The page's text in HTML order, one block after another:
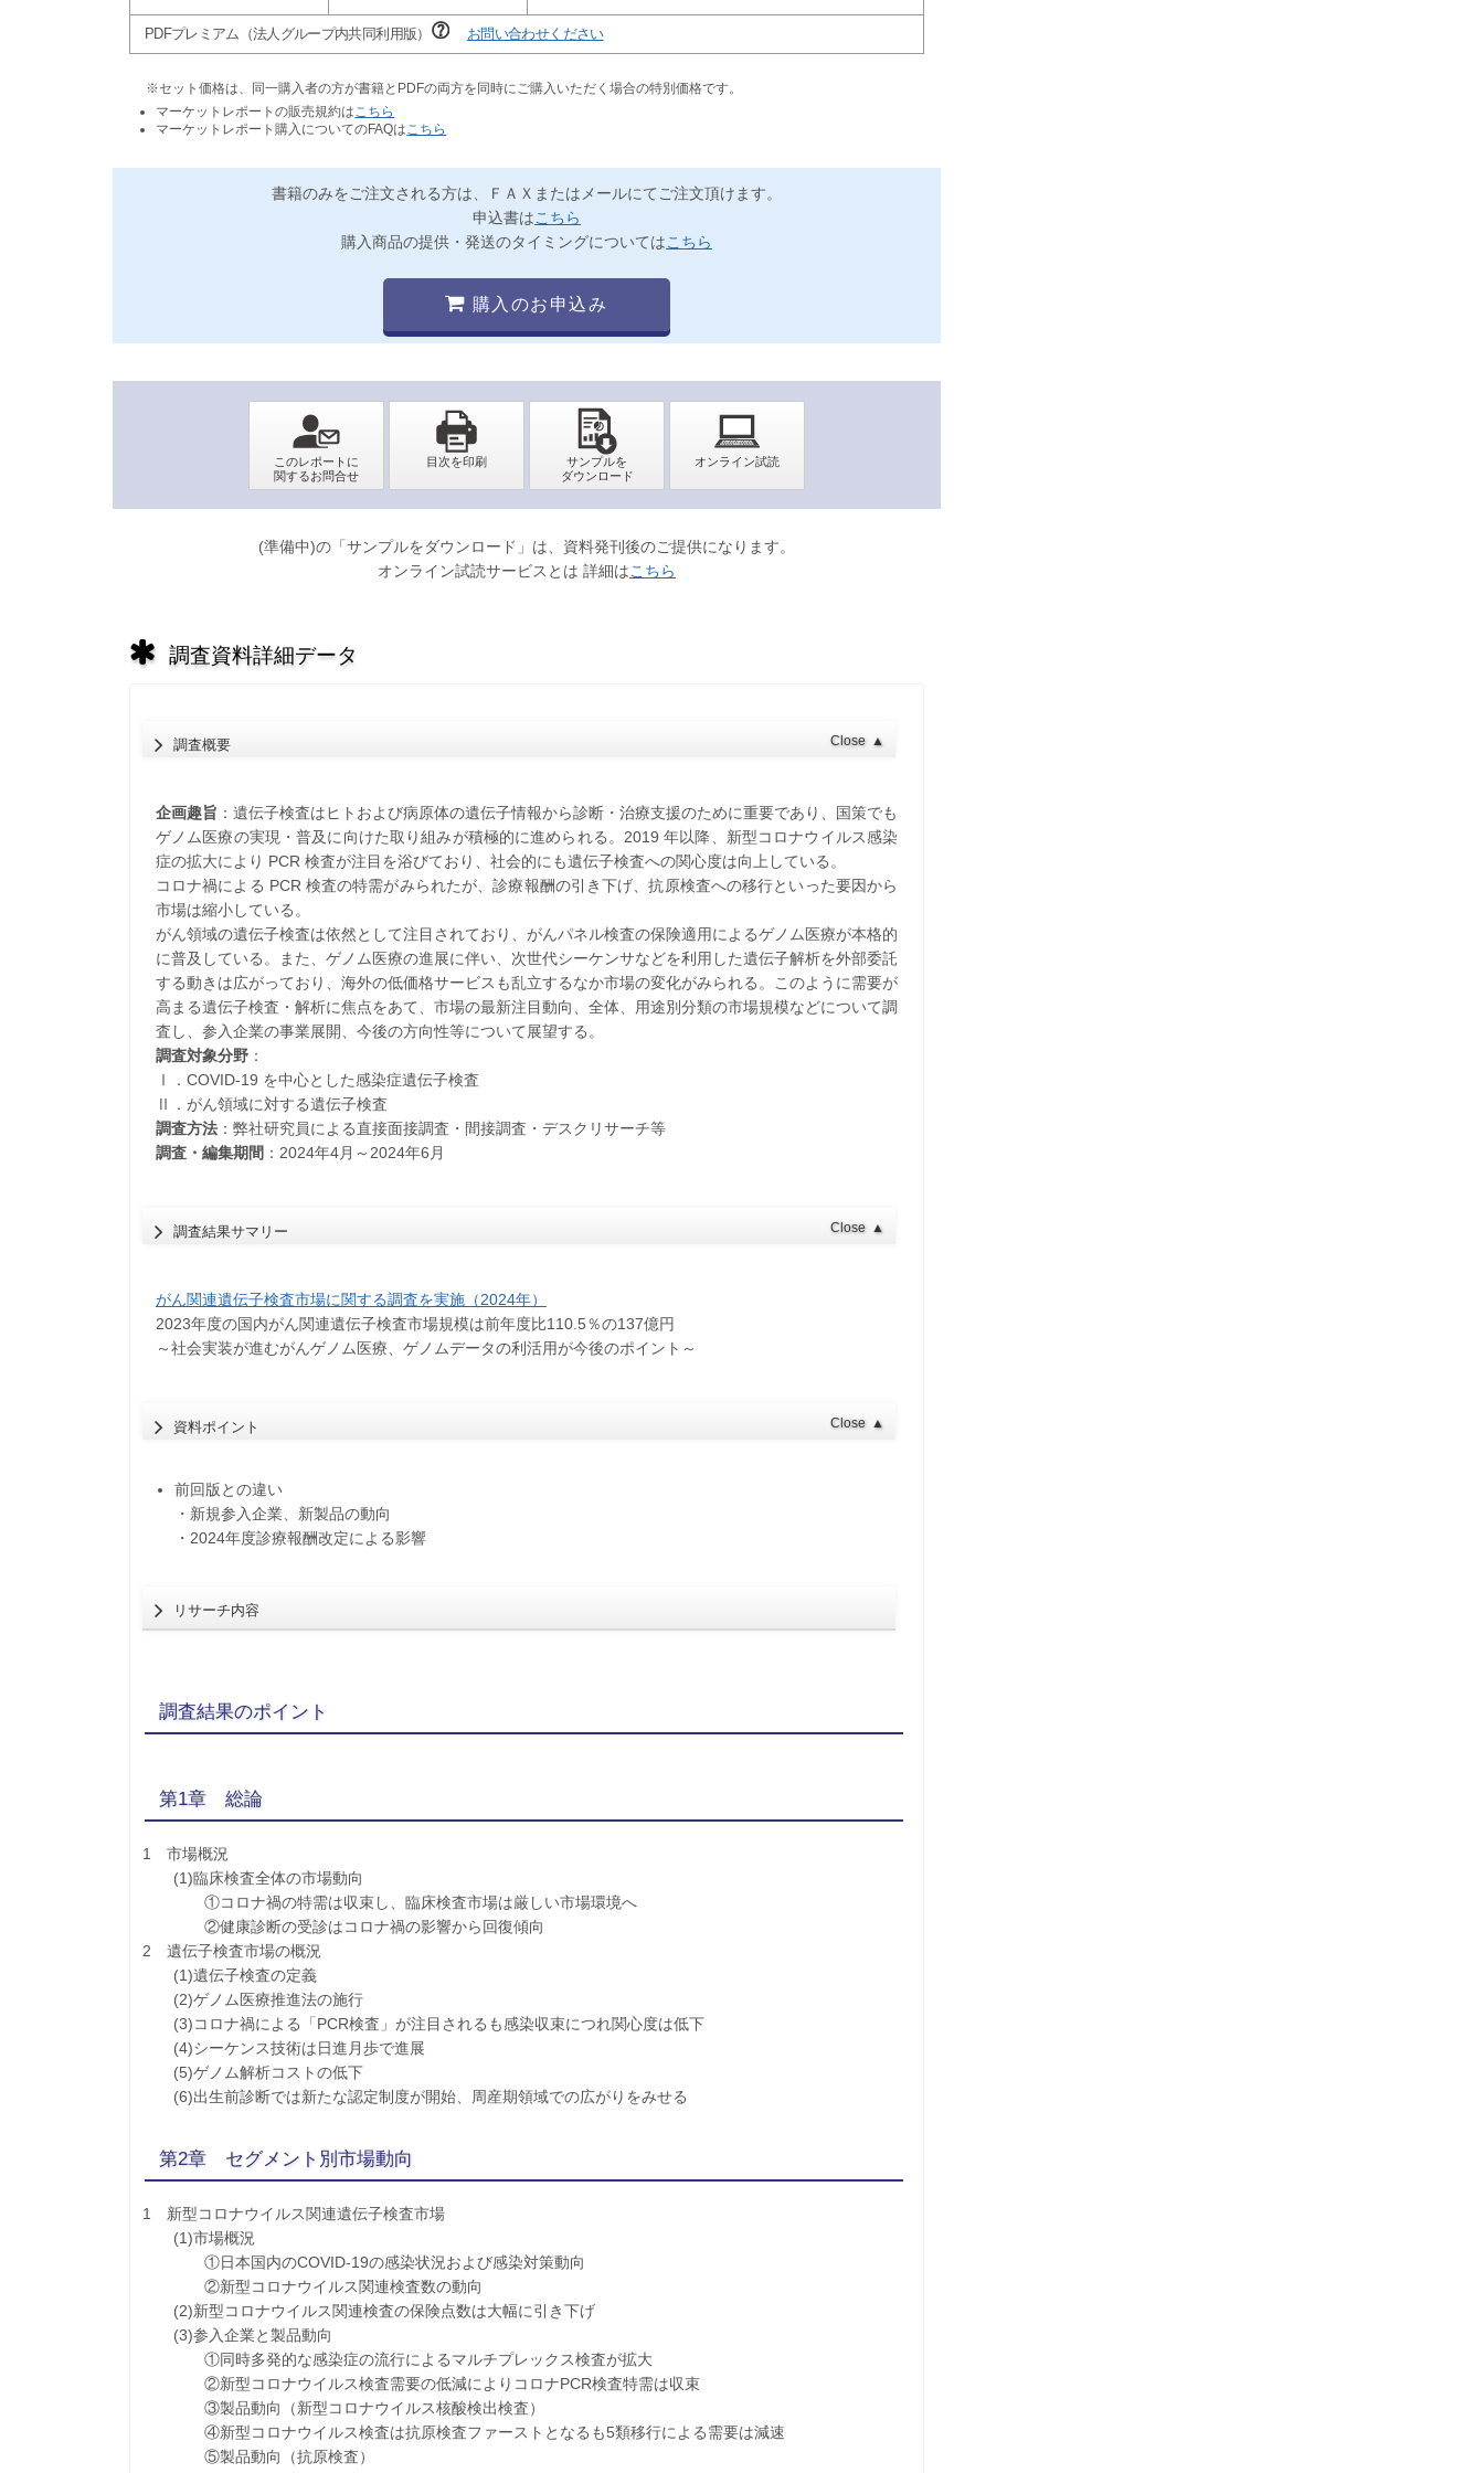
PDFプレミアム（法人グループ内共同利用版） お問い合わせください
※セット価格は、同一購入者の方が書籍とPDFの両方を同時にご購入いただく場合の特別価格です。
マーケットレポートの販売規約は こちら
マーケットレポート購入についてのFAQは こちら
書籍のみをご注文される方は、ＦＡＸまたはメールにてご注文頂けます。
申込書はこちら
購入商品の提供・発送のタイミングについてはこちら
購入のお申込み
(準備中)の「サンプルをダウンロード」は、資料発刊後のご提供になります。
オンライン試読サービスとは 詳細はこちら
調査資料詳細データ
調査概要 Close ▲
企画趣旨 ：遺伝子検査はヒトおよび病原体の遺伝子情報から診断・治療支援のために重要であり、国策でも
ゲノム医療の実現・普及に向けた取り組みが積極的に進められる。2019 年以降、新型コロナウイルス感染
症の拡大により PCR 検査が注目を浴びており、社会的にも遺伝子検査への関心度は向上している。
コロナ禍による PCR 検査の特需がみられたが、診療報酬の引き下げ、抗原検査への移行といった要因から
市場は縮小している。
がん領域の遺伝子検査は依然として注目されており、がんパネル検査の保険適用によるゲノム医療が本格的
に普及している。また、ゲノム医療の進展に伴い、次世代シーケンサなどを利用した遺伝子解析を外部委託
する動きは広がっており、海外の低価格サービスも乱立するなか市場の変化がみられる。このように需要が
高まる遺伝子検査・解析に焦点をあて、市場の最新注目動向、全体、用途別分類の市場規模などについて調
査し、参入企業の事業展開、今後の方向性等について展望する。
調査対象分野：
Ⅰ．COVID-19 を中心とした感染症遺伝子検査
Ⅱ．がん領域に対する遺伝子検査
調査方法：弊社研究員による直接面接調査・間接調査・デスクリサーチ等
調査・編集期間 ：2024年4月～2024年6月
調査結果サマリー Close ▲
がん関連遺伝子検査市場に関する調査を実施（2024年）
2023年度の国内がん関連遺伝子検査市場規模は前年度比110.5％の137億円
～社会実装が進むがんゲノム医療、ゲノムデータの利活用が今後のポイント～
資料ポイント Close ▲
前回版との違い
・新規参入企業、新製品の動向
・2024年度診療報酬改定による影響
リサーチ内容
調査結果のポイント
第1章 総論
1 市場概況
(1)臨床検査全体の市場動向
①コロナ禍の特需は収束し、臨床検査市場は厳しい市場環境へ
②健康診断の受診はコロナ禍の影響から回復傾向
2 遺伝子検査市場の概況
(1)遺伝子検査の定義
(2)ゲノム医療推進法の施行
(3)コロナ禍による「PCR検査」が注目されるも感染収束につれ関心度は低下
(4)シーケンス技術は日進月歩で進展
(5)ゲノム解析コストの低下
(6)出生前診断では新たな認定制度が開始、周産期領域での広がりをみせる
第2章 セグメント別市場動向
1 新型コロナウイルス関連遺伝子検査市場
(1)市場概況
①日本国内のCOVID-19の感染状況および感染対策動向
②新型コロナウイルス関連検査数の動向
(2)新型コロナウイルス関連検査の保険点数は大幅に引き下げ
(3)参入企業と製品動向
①同時多発的な感染症の流行によるマルチプレックス検査が拡大
②新型コロナウイルス検査需要の低減によりコロナPCR検査特需は収束
③製品動向（新型コロナウイルス核酸検出検査）
④新型コロナウイルス検査は抗原検査ファーストとなるも5類移行による需要は減速
⑤製品動向（抗原検査）